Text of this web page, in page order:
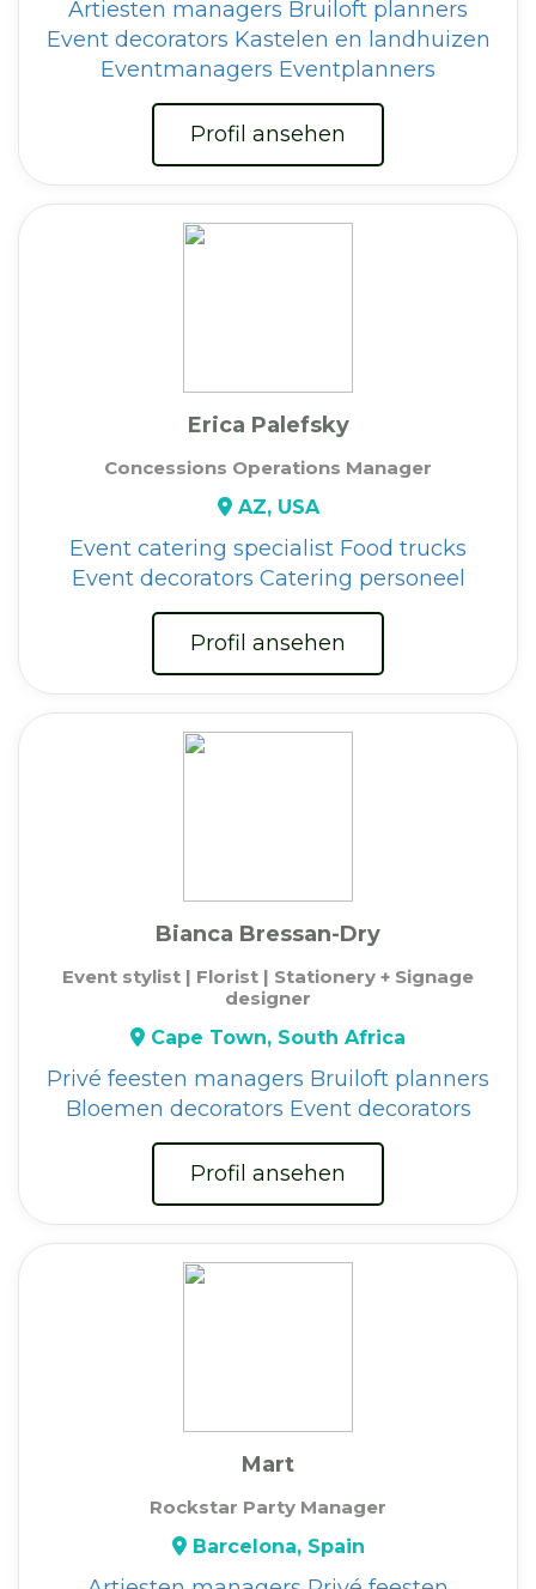
Artiesten managers Bruiloft planners
Event decorators Kastelen en landhuizen
Eventmanagers Eventplanners
Profil ansehen
Erica Palefsky
Concessions Operations Manager
AZ, USA
Event catering specialist Food trucks
Event decorators Catering personeel
Profil ansehen
Bianca Bressan-Dry
Event stylist | Florist | Stationery + Signage
designer
Cape Town, South Africa
Privé feesten managers Bruiloft planners
Bloemen decorators Event decorators
Profil ansehen
Mart
Rockstar Party Manager
Barcelona, Spain